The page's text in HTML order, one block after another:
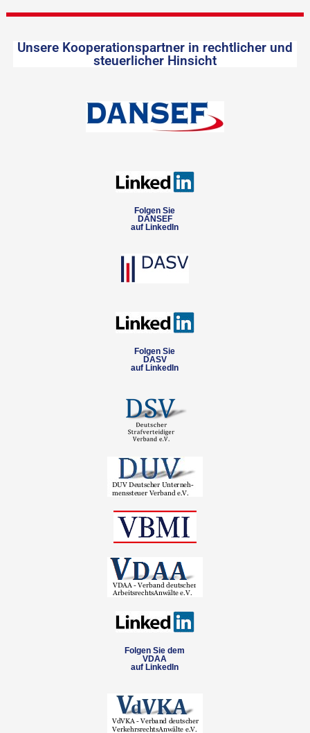
Unsere Kooperationspartner in rechtlicher und
steuerlicher Hinsicht
Folgen Sie
DANSEF
auf LinkedIn
Folgen Sie
DASV
auf LinkedIn
Folgen Sie dem
VDAA
auf LinkedIn